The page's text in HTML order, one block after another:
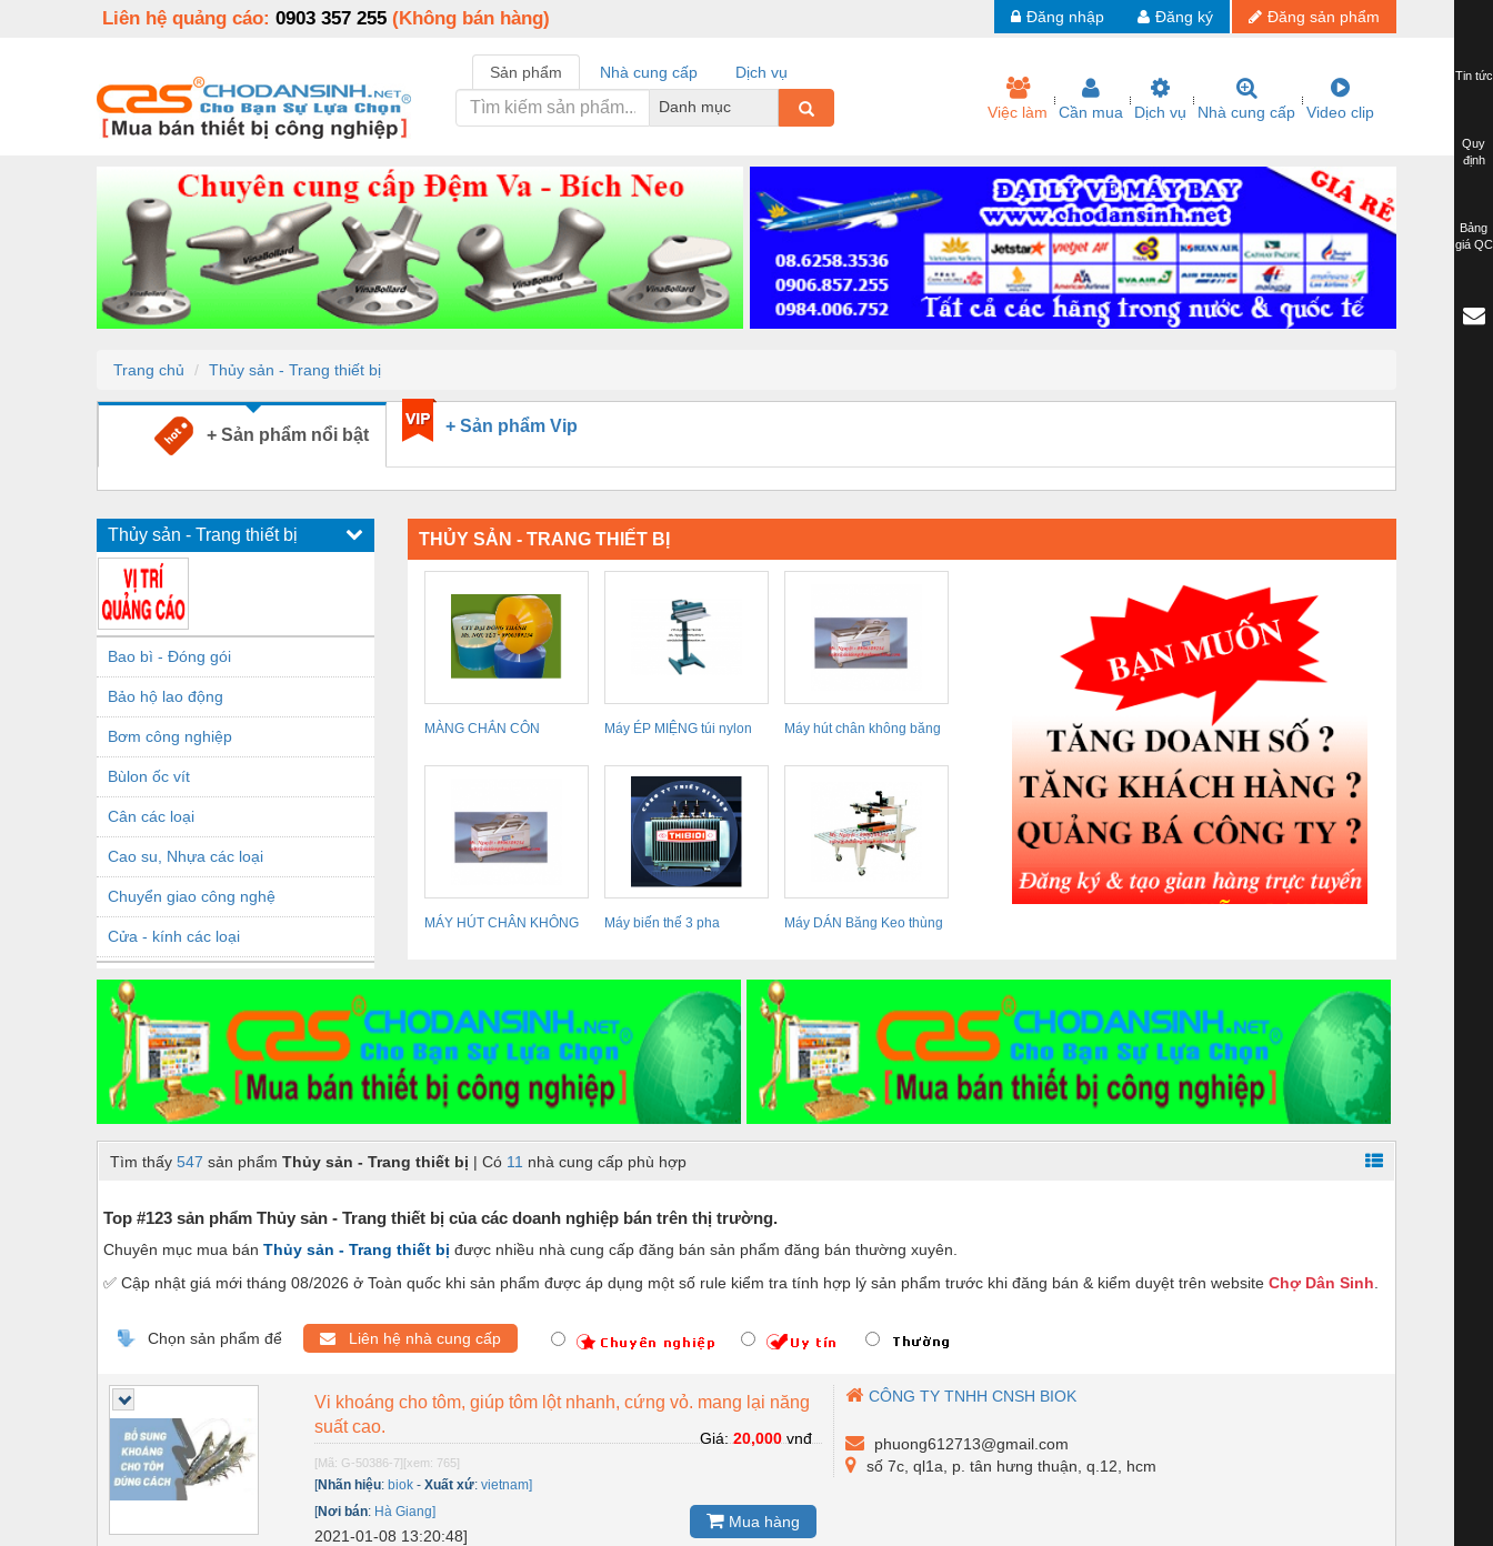
Liên hệ quảng cáo: 0903 357 255 (Không bán hàng) Đăng sản phẩm
Đăng ký
Đăng nhập
Sản phẩm Nhà cung cấp
Dịch vụ
Danh mục
Việc làm Cần mua Dịch vụ Nhà cung cấp Video clip
Trang chủ Thủy sản - Trang thiết bị
+ Sản phẩm nổi bật + Sản phẩm Vip
Thủy sản - Trang thiết bị
Bao bì - Đóng gói
Bảo hộ lao động
Bơm công nghiệp
Bùlon ốc vít
Cân các loại
Cao su, Nhựa các loại
Chuyển giao công nghệ
Cửa - kính các loại
Dầu khí - Thiết bị
Dây chuyền sản xuất
Dệt may - Thiết bị
Dầu mỡ công nghiệp
Điện công nghiệp
Điện gia dụng
Điện Lạnh
Đóng tàu Thiết bị
Đúc chính xác Thiết bị
Dụng cụ cắt gọt
Dụng cụ điện
Dụng cụ đo
Gỗ - Trang thiết bị
THỦY SẢN - TRANG THIẾT BỊ
MÀNG CHẮN CÔN
Máy ÉP MIỆNG túi nylon
Máy hút chân không băng
MÁY HÚT CHÂN KHÔNG
Máy biến thế 3 pha
Máy DÁN Băng Keo thùng
Tìm thấy 547 sản phẩm Thủy sản - Trang thiết bị | Có 11 nhà cung cấp phù hợp
Top #123 sản phẩm Thủy sản - Trang thiết bị của các doanh nghiệp bán trên thị trường.
Chuyên mục mua bán Thủy sản - Trang thiết bị được nhiều nhà cung cấp đăng bán sản phẩm đăng bán thường xuyên.
✅ Cập nhật giá mới tháng 08/2026 ở Toàn quốc khi sản phẩm được áp dụng một số rule kiểm tra tính hợp lý sản phẩm trước khi đăng bán & kiểm duyệt trên website Chợ Dân Sinh
Chọn sản phẩm để Liên hệ nhà cung cấp
Vi khoáng cho tôm, giúp tôm lột nhanh, cứng vỏ. mang lại năng
suất cao.
[Mã: G-50386-7][xem: 765]
[Nhãn hiệu:biok -Xuất xứ:vietnam]
[Nơi bán: Hà Giang]
2021-01-08 13:20:48]
Giá: 20,000vnđ
Mua hàng
CÔNG TY TNHH CNSH BIOK
phuong612713@gmail.com
số 7c, ql1a, p. tân hưng thuận, q.12, hcm
Tin tức
Quy
định
Bảng
giá QC